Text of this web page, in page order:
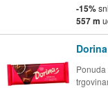
-15%
557 m